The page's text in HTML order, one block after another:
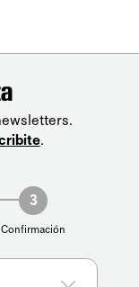
.
3
Confirmación